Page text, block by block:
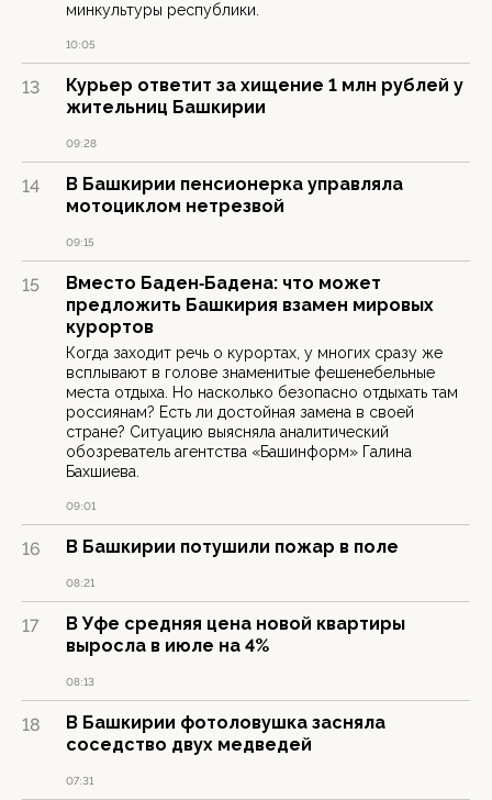
минкультуры республики.
10:05
13
Курьер ответит за хищение 1 млн рублей у
жительниц Башкирии
09:28
14
В Башкирии пенсионерка управляла
мотоциклом нетрезвой
09:15
15
Вместо Баден‑Бадена: что может
предложить Башкирия взамен мировых
курортов
Когда заходит речь о курортах, у многих сразу же
всплывают в голове знаменитые фешенебельные
места отдыха. Но насколько безопасно отдыхать там
россиянам? Есть ли достойная замена в своей
стране? Ситуацию выясняла аналитический
обозреватель агентства «Башинформ» Галина
Бахшиева.
09:01
16 В Башкирии потушили пожар в поле
08:21
17
В Уфе средняя цена новой квартиры
выросла в июле на 4%
08:13
18
В Башкирии фотоловушка засняла
соседство двух медведей
07:31